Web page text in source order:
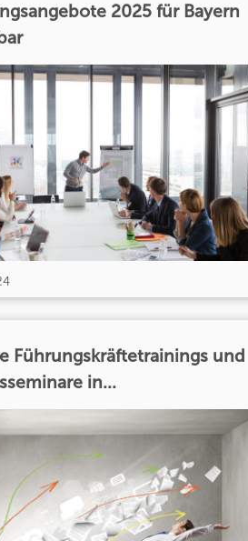
2025 für Bayern
Führungskräftetrainings und
in...